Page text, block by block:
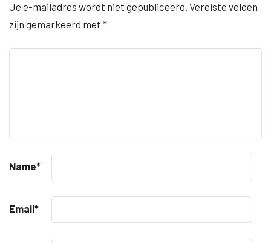
Je e-mailadres wordt niet gepubliceerd. Vereiste velden
zijn gemarkeerd met *
Name*
Email*